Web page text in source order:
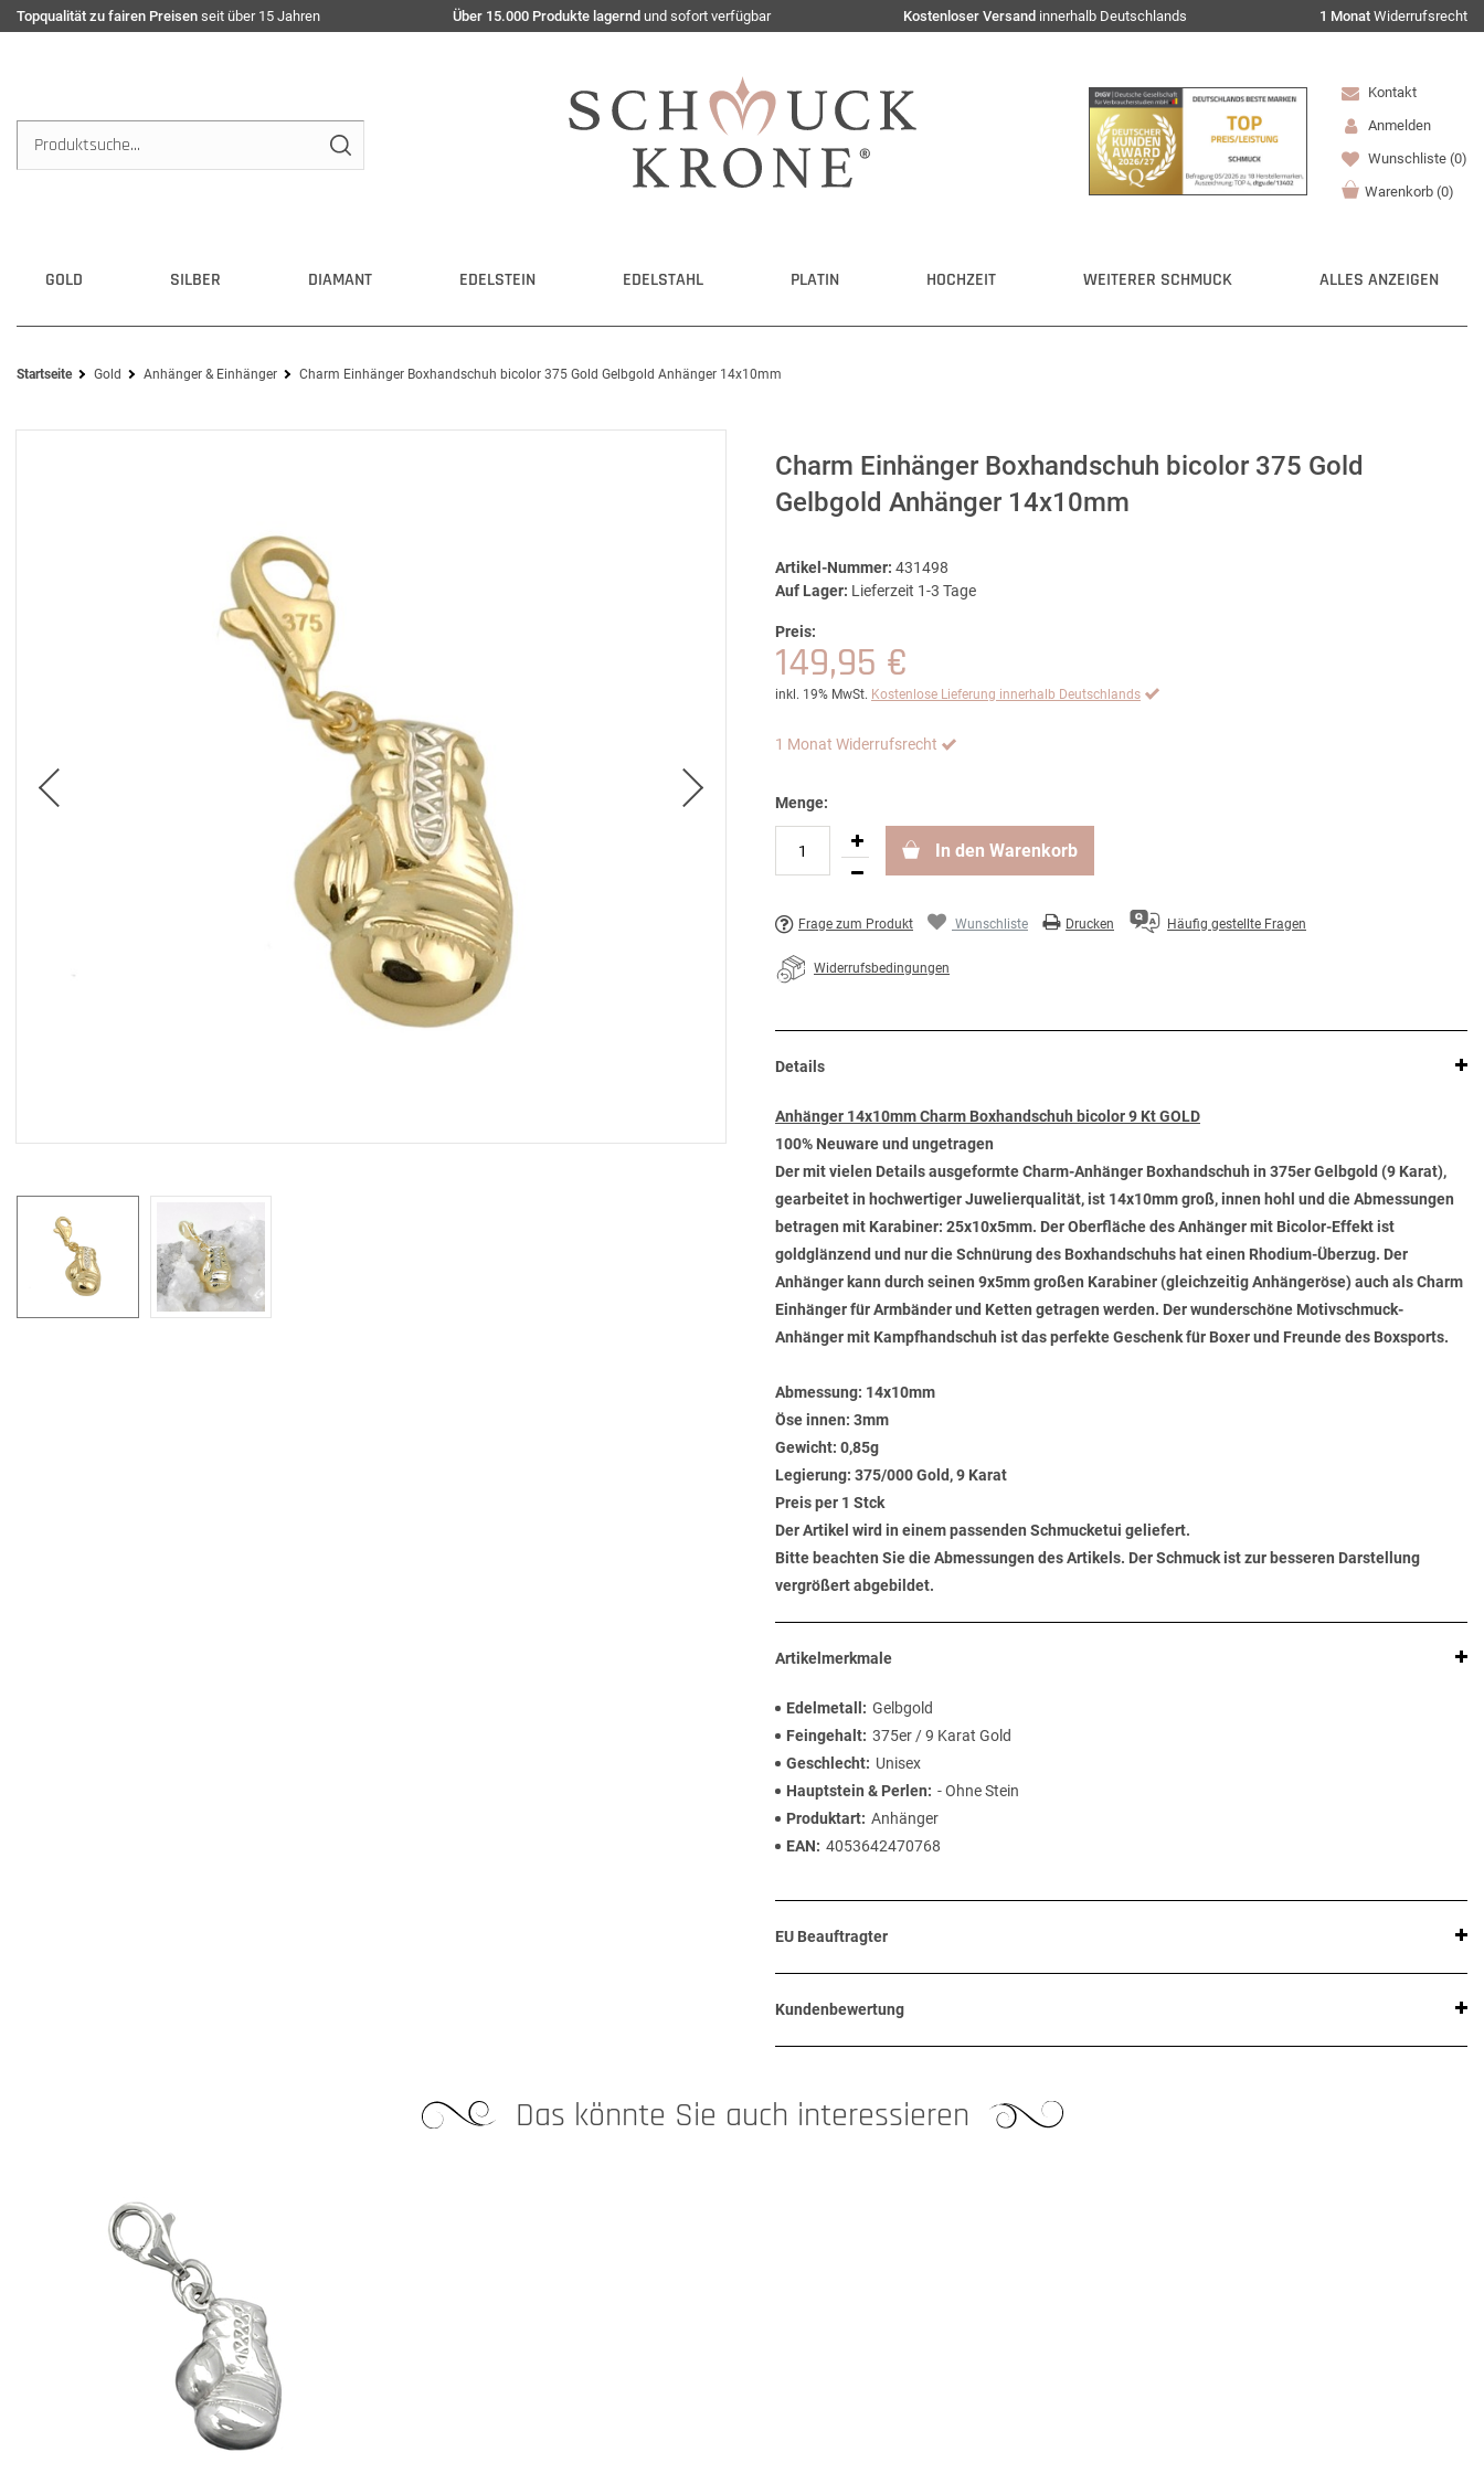
Topqualität zu fairen Preisen seit über 15 Jahren Über 15.000 Produkte lagernd und sofort verfügbar Kostenloser Versand innerhalb Deutschlands 1 Monat Widerrufsrecht
Kontakt
Anmelden
Wunschliste (0)
Warenkorb (0)
GOLD SILBER DIAMANT EDELSTEIN EDELSTAHL PLATIN HOCHZEIT WEITERER SCHMUCK ALLES ANZEIGEN
Startseite Gold Anhänger & Einhänger Charm Einhänger Boxhandschuh bicolor 375 Gold Gelbgold Anhänger 14x10mm
Charm Einhänger Boxhandschuh bicolor 375 Gold
Gelbgold Anhänger 14x10mm
Artikel-Nummer: 431498
Auf Lager: Lieferzeit 1-3 Tage
Preis:
149,95 €
inkl. 19% MwSt. Kostenlose Lieferung innerhalb Deutschlands
1 Monat Widerrufsrecht
Menge:
In den Warenkorb
Frage zum Produkt Wunschliste Drucken Häufig gestellte Fragen
Widerrufsbedingungen
Details
Anhänger 14x10mm Charm Boxhandschuh bicolor 9 Kt GOLD
100% Neuware und ungetragen
Der mit vielen Details ausgeformte Charm-Anhänger Boxhandschuh in 375er Gelbgold (9 Karat),
gearbeitet in hochwertiger Juwelierqualität, ist 14x10mm groß, innen hohl und die Abmessungen
betragen mit Karabiner: 25x10x5mm. Der Oberfläche des Anhänger mit Bicolor-Effekt ist
goldglänzend und nur die Schnürung des Boxhandschuhs hat einen Rhodium-Überzug. Der
Anhänger kann durch seinen 9x5mm großen Karabiner (gleichzeitig Anhängeröse) auch als Charm
Einhänger für Armbänder und Ketten getragen werden. Der wunderschöne Motivschmuck-
Anhänger mit Kampfhandschuh ist das perfekte Geschenk für Boxer und Freunde des Boxsports.
Abmessung: 14x10mm
Öse innen: 3mm
Gewicht: 0,85g
Legierung: 375/000 Gold, 9 Karat
Preis per 1 Stck
Der Artikel wird in einem passenden Schmucketui geliefert.
Bitte beachten Sie die Abmessungen des Artikels. Der Schmuck ist zur besseren Darstellung
vergrößert abgebildet.
Artikelmerkmale
Edelmetall
Gelbgold
Feingehalt 375er / 9 Karat Gold
Geschlecht
Unisex
Hauptstein & Perlen
- Ohne Stein
Produktart Anhänger
EAN
4053642470768
EU Beauftragter
Kundenbewertung
Das könnte Sie auch interessieren